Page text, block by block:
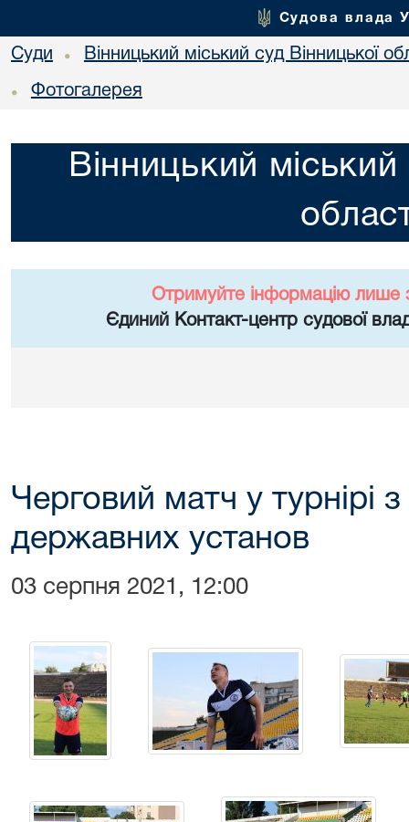
Судова влада
Суди • Вінницький міський суд Вінницької
• Фотогалерея
Вінницький міський
Отримуйте інформацію лише
Єдиний Контакт-центр судової
Черговий матч у турнірі
державних установ
03 серпня 2021, 12:00